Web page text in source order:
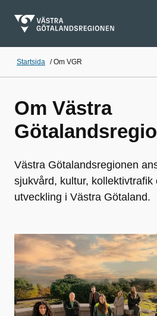
Startsida /Om VGR
Om Västra
Västra Götalandsregionen
sjukvård, kultur, kollektivtrafik
utveckling i Västra Götaland.